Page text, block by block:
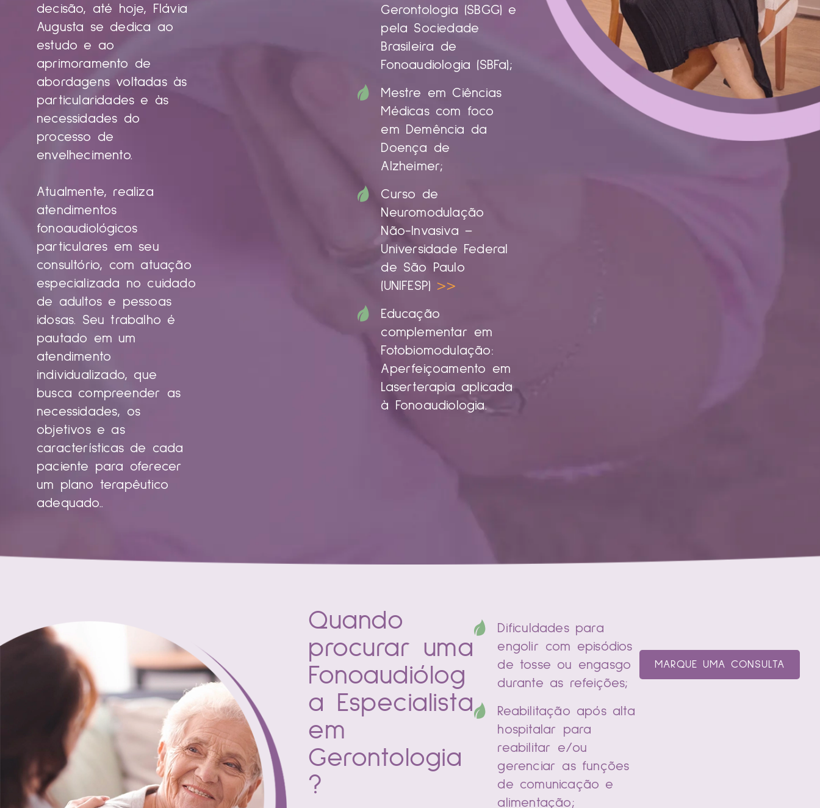
decisão, até hoje, Flávia
Augusta se dedica ao
estudo e ao
aprimoramento de
abordagens voltadas às
particularidades e às
necessidades do
processo de
envelhecimento.
Atualmente, realiza
atendimentos
fonoaudiológicos
particulares em seu
consultório, com atuação
especializada no cuidado
de adultos e pessoas
idosas. Seu trabalho é
pautado em um
atendimento
individualizado, que
busca compreender as
necessidades, os
objetivos e as
características de cada
paciente para oferecer
um plano terapêutico
adequado..
Gerontologia (SBGG) e
pela Sociedade
Brasileira de
Fonoaudiologia (SBFa);
Mestre em Ciências
Médicas com foco
em Demência da
Doença de
Alzheimer;
Curso de
Neuromodulação
Não-Invasiva –
Universidade Federal
de São Paulo
(UNIFESP) >>
Educação
complementar em
Fotobiomodulação:
Aperfeiçoamento em
Laserterapia aplicada
à Fonoaudiologia.
Quando
procurar uma
Fonoaudiólog
a Especialista
em
Gerontologia
?
Dificuldades para
engolir com episódios
de tosse ou engasgo
durante as refeições;
Reabilitação após alta
hospitalar para
reabilitar e/ou
gerenciar as funções
de comunicação e
alimentação;
MARQUE UMA CONSULTA